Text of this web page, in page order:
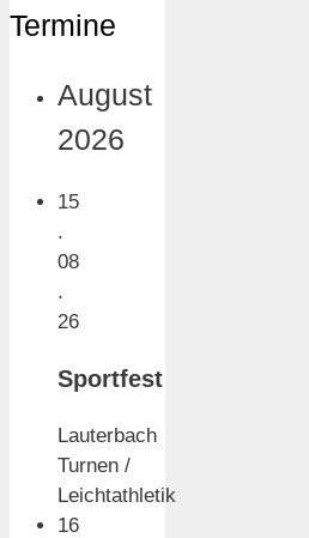
Termine
August
2026
15
.
08
.
26
Sportfest
Lauterbach
Turnen /
Leichtathletik
16